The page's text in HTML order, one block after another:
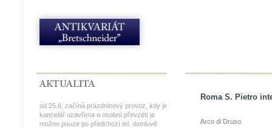
od 25.6. začíná prázdninový provoz, kdy je
kancelář uzavřena a osobní převzetí je
možno pouze po předchozí tel. domluvě
Roma S. Pietro
Arco di Druso